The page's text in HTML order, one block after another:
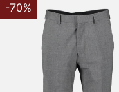
-70%